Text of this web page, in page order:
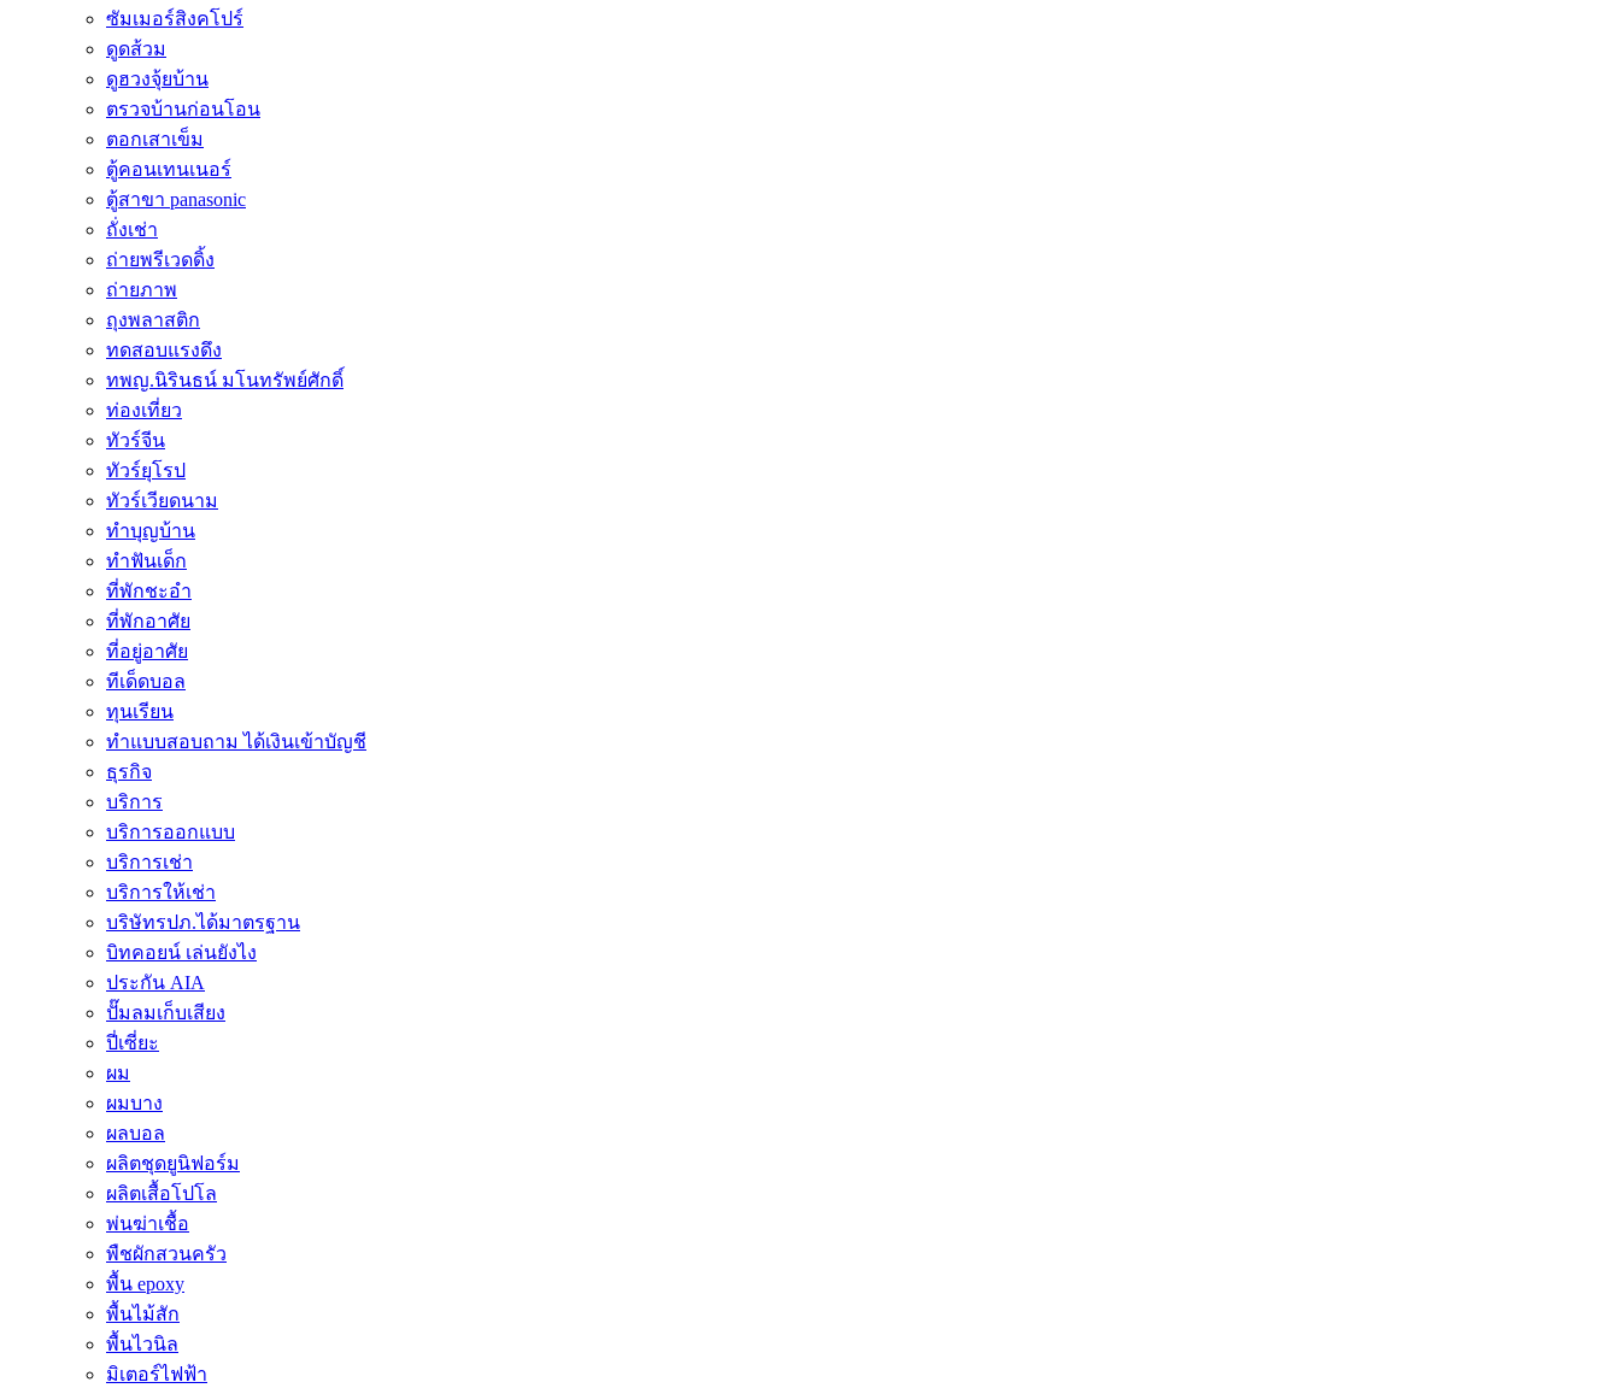
ซัมเมอร์สิงคโปร์
ดูดส้วม
ดูฮวงจุ้ยบ้าน
ตรวจบ้านก่อนโอน
ตอกเสาเข็ม
ตู้คอนเทนเนอร์
ตู้สาขา panasonic
ถั่งเช่า
ถ่ายพรีเวดดิ้ง
ถ่ายภาพ
ถุงพลาสติก
ทดสอบแรงดึง
ทพญ.นิรินธน์ มโนทรัพย์ศักดิ์
ท่องเที่ยว
ทัวร์จีน
ทัวร์ยุโรป
ทัวร์เวียดนาม
ทำบุญบ้าน
ทำฟันเด็ก
ที่พักชะอำ
ที่พักอาศัย
ที่อยู่อาศัย
ทีเด็ดบอล
ทุนเรียน
ทําแบบสอบถาม ได้เงินเข้าบัญชี
ธุรกิจ
บริการ
บริการออกแบบ
บริการเช่า
บริการให้เช่า
บริษัทรปภ.ได้มาตรฐาน
บิทคอยน์ เล่นยังไง
ประกัน AIA
ปั๊มลมเก็บเสียง
ปี่เซี่ยะ
ผม
ผมบาง
ผลบอล
ผลิตชุดยูนิฟอร์ม
ผลิตเสื้อโปโล
พ่นฆ่าเชื้อ
พืชผักสวนครัว
พื้น epoxy
พื้นไม้สัก
พื้นไวนิล
มิเตอร์ไฟฟ้า